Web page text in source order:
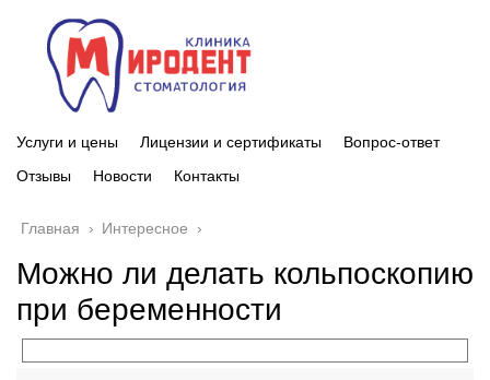
Услуги и цены Лицензии и сертификаты
Вопрос-ответ
Отзывы
Новости Контакты
Главная › Интересное ›
Можно ли делать кольпоскопию
при беременности